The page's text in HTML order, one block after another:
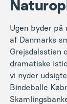
Bindeballe
sanselige
hyggelige
Sammen med
fællesskab
og inspiration
der gør det